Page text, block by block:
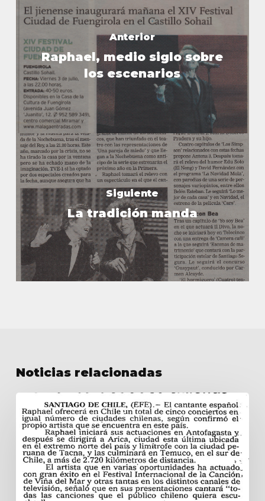
Anterior
Raphael, medio siglo sobre
los escenarios
Siguiente
La tradición manda
Noticias relacionadas
ofrecerá
conciertos
en
cinco
ciudades
chilenas